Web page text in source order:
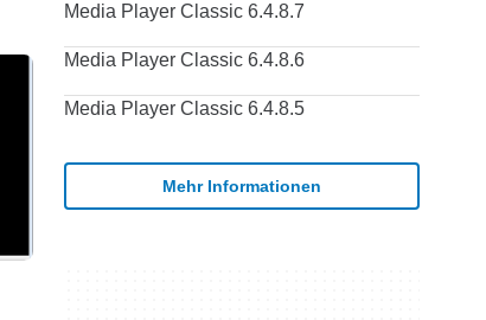
Media Player Classic 6.4.8.7
Media Player Classic 6.4.8.6
Media Player Classic 6.4.8.5
Mehr Informationen